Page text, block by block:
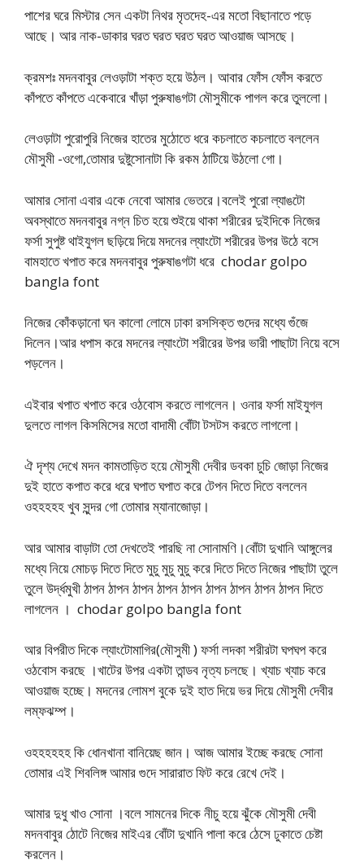
পাশের ঘরে মিস্টার সেন একটা নিথর মৃতদেহ-এর মতো বিছানাতে পড়ে
আছে। আর নাক-ডাকার ঘরত ঘরত ঘরত ঘরত আওয়াজ আসছে।
ক্রমশঃ মদনবাবুর লেওড়াটা শক্ত হয়ে উঠল। আবার ফোঁস ফোঁস করতে
কাঁপতে কাঁপতে একেবারে খাঁড়া পুরুষাঙগটা মৌসুমীকে পাগল করে তুললো।
লেওড়াটা পুরোপুরি নিজের হাতের মুঠোতে ধরে কচলাতে কচলাতে বললেন
মৌসুমী -ওগো,তোমার দুষ্টুসোনাটা কি রকম ঠাটিয়ে উঠলো গো।
আমার সোনা এবার একে নেবো আমার ভেতরে।বলেই পুরো ল্যাঙটো
অবস্থাতে মদনবাবুর নগ্ন চিত হয়ে শুইয়ে থাকা শরীরের দুইদিকে নিজের
ফর্সা সুপুষ্ট থাইযুগল ছড়িয়ে দিয়ে মদনের ল্যাংটো শরীরের উপর উঠে বসে
বামহাতে খপাত করে মদনবাবুর পুরুষাঙগটা ধরে chodar golpo
bangla font
নিজের কোঁকড়ানো ঘন কালো লোমে ঢাকা রসসিক্ত গুদের মধ্যে গুঁজে
দিলেন।আর ধপাস করে মদনের ল্যাংটো শরীরের উপর ভারী পাছাটা নিয়ে বসে
পড়লেন।
এইবার খপাত খপাত করে ওঠবোস করতে লাগলেন। ওনার ফর্সা মাইযুগল
দুলতে লাগল কিসমিসের মতো বাদামী বোঁটা টসটস করতে লাগলো।
ঐ দৃশ্য দেখে মদন কামতাড়িত হয়ে মৌসুমী দেবীর ডবকা চুচি জোড়া নিজের
দুই হাতে কপাত করে ধরে ঘপাত ঘপাত করে টেপন দিতে দিতে বললেন
ওহহহহহ খুব সুন্দর গো তোমার ম্যানাজোড়া।
আর আমার বাড়াটা তো দেখতেই পারছি না সোনামণি।বোঁটা দুখানি আঙ্গুলের
মধ্যে নিয়ে মোচড় দিতে দিতে মুচু মুচু মুচু করে দিতে দিতে নিজের পাছাটা তুলে
তুলে উর্দ্ধমুখী ঠাপন ঠাপন ঠাপন ঠাপন ঠাপন ঠাপন ঠাপন ঠাপন ঠাপন দিতে
লাগলেন । chodar golpo bangla font
আর বিপরীত দিকে ল্যাংটোমাগির(মৌসুমী ) ফর্সা লদকা শরীরটা ঘপঘপ করে
ওঠবোস করছে ।খাটের উপর একটা তান্ডব নৃত্য চলছে। খ্যাচ খ্যাচ করে
আওয়াজ হচ্ছে। মদনের লোমশ বুকে দুই হাত দিয়ে ভর দিয়ে মৌসুমী দেবীর
লম্ফঝম্প।
ওহহহহহহ কি ধোনখানা বানিয়েছ জান। আজ আমার ইচ্ছে করছে সোনা
তোমার এই শিবলিঙ্গ আমার গুদে সারারাত ফিট করে রেখে দেই।
আমার দুধু খাও সোনা ।বলে সামনের দিকে নীচু হয়ে ঝুঁকে মৌসুমী দেবী
মদনবাবুর ঠোটে নিজের মাইএর বোঁটা দুখানি পালা করে ঠেসে ঢুকাতে চেষ্টা
করলেন।